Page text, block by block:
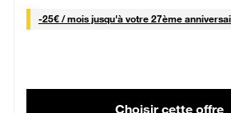
-25€ / mois25 € par mois
jusqu'à votre 27ème
Choisir cette offre